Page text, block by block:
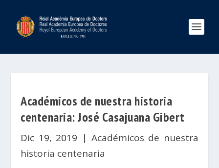
Académicos de nuestra historia
centenaria: José Casajuana Gibert
Dic 19, 2019 | Académicos de nuestra
historia centenaria